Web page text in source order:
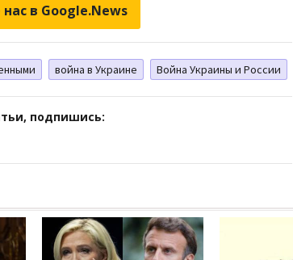
в Google.News
война в Украине Война Украины и России
подпишись: